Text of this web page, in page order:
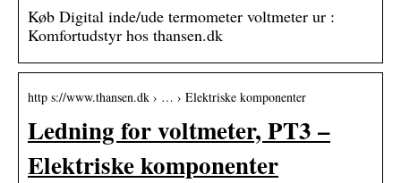
Køb Digital inde/ude termometer voltmeter ur :
Komfortudstyr hos thansen.dk
http s://www.thansen.dk › … › Elektriske komponenter
Ledning for voltmeter, PT3 –
Elektriske komponenter